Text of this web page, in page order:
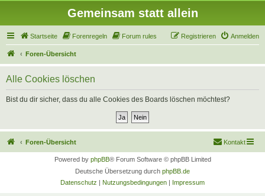
Gemeinsam statt allein
Startseite Forenregeln Forum rules Anmelden
Registrieren
Foren-Übersicht
Alle Cookies löschen
Bist du dir sicher, dass du alle Cookies des Boards löschen möchtest?
Foren-Übersicht Kontakt
Powered by phpBB® Forum Software © phpBB Limited
Deutsche Übersetzung durch phpBB.de
Datenschutz | Nutzungsbedingungen | Impressum